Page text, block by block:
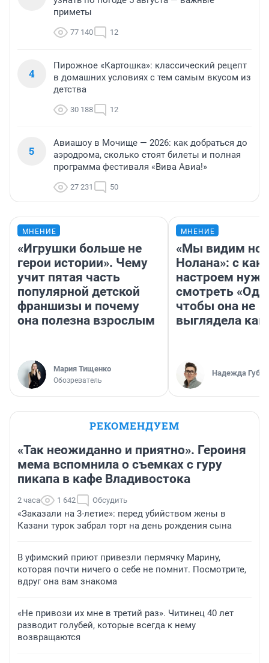
приметы
77 140 12
4
Пирожное «Картошка»: классический рецепт
в домашних условиях с тем самым вкусом из
детства
30 188 12
5
Авиашоу в Мочище — 2026: как добраться до
аэродрома, сколько стоят билеты и полная
программа фестиваля «Вива Авиа!»
27 231 50
МНЕНИЕ
«Игрушки больше не
герои истории». Чему
учит пятая часть
популярной детской
франшизы и почему
она полезна взрослым
Мария Тищенко
Обозреватель
МНЕНИЕ
«Мы видим
Нолана»: с
настроем
смотреть
чтобы она не
выглядела как
Надежда
РЕКОМЕНДУЕМ
«Так неожиданно и приятно». Героиня
мема вспомнила о съемках с гуру
пикапа в кафе Владивостока
2 часа 1 642 Обсудить
«Заказали на 3-летие»: перед убийством жены в
Казани турок забрал торт на день рождения сына
В уфимский приют привезли пермячку Марину,
которая почти ничего о себе не помнит. Посмотрите,
вдруг она вам знакома
«Не привози их мне в третий раз». Читинец 40 лет
разводит голубей, которые всегда к нему
возвращаются